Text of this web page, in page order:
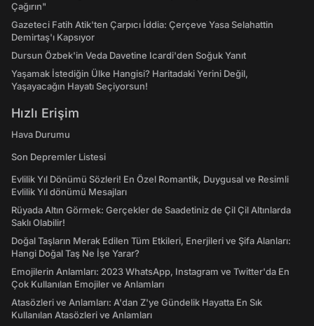
Çağırın"
Gazeteci Fatih Atik'ten Çarpıcı İddia: Çerçeve Yasa Selahattin
Demirtaş'ı Kapsıyor
Dursun Özbek'in Veda Davetine Icardi'den Soğuk Yanıt
Yaşamak İstediğin Ülke Hangisi? Haritadaki Yerini Değil,
Yaşayacağın Hayatı Seçiyorsun!
Hızlı Erişim
Hava Durumu
Son Depremler Listesi
Evlilik Yıl Dönümü Sözleri! En Özel Romantik, Duygusal ve Resimli
Evlilik Yıl dönümü Mesajları
Rüyada Altın Görmek: Gerçekler de Saadetiniz de Çil Çil Altınlarda
Saklı Olabilir!
Doğal Taşların Merak Edilen Tüm Etkileri, Enerjileri ve Şifa Alanları:
Hangi Doğal Taş Ne İşe Yarar?
Emojilerin Anlamları: 2023 WhatsApp, Instagram ve Twitter'da En
Çok Kullanılan Emojiler ve Anlamları
Atasözleri ve Anlamları: A'dan Z'ye Gündelik Hayatta En Sık
Kullanılan Atasözleri ve Anlamları